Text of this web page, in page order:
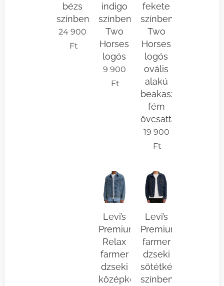
bézs
színben
24 900
Ft
indigo
színben
Two
Horses
logós
9 900
Ft
fekete
színben
Two
Horses
logós
ovális
alakú
beakasztós
fém
övcsattal
19 900
Ft
Levi’s
Premium
Relax
farmer
dzseki
középkék
Levi’s
Premium
farmer
dzseki
sötétkék
színben